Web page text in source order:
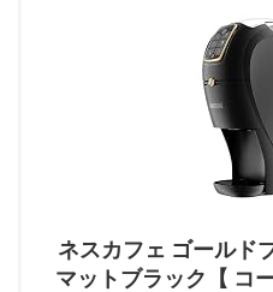
ネスカフェ ゴールド
マットブラック【 コ